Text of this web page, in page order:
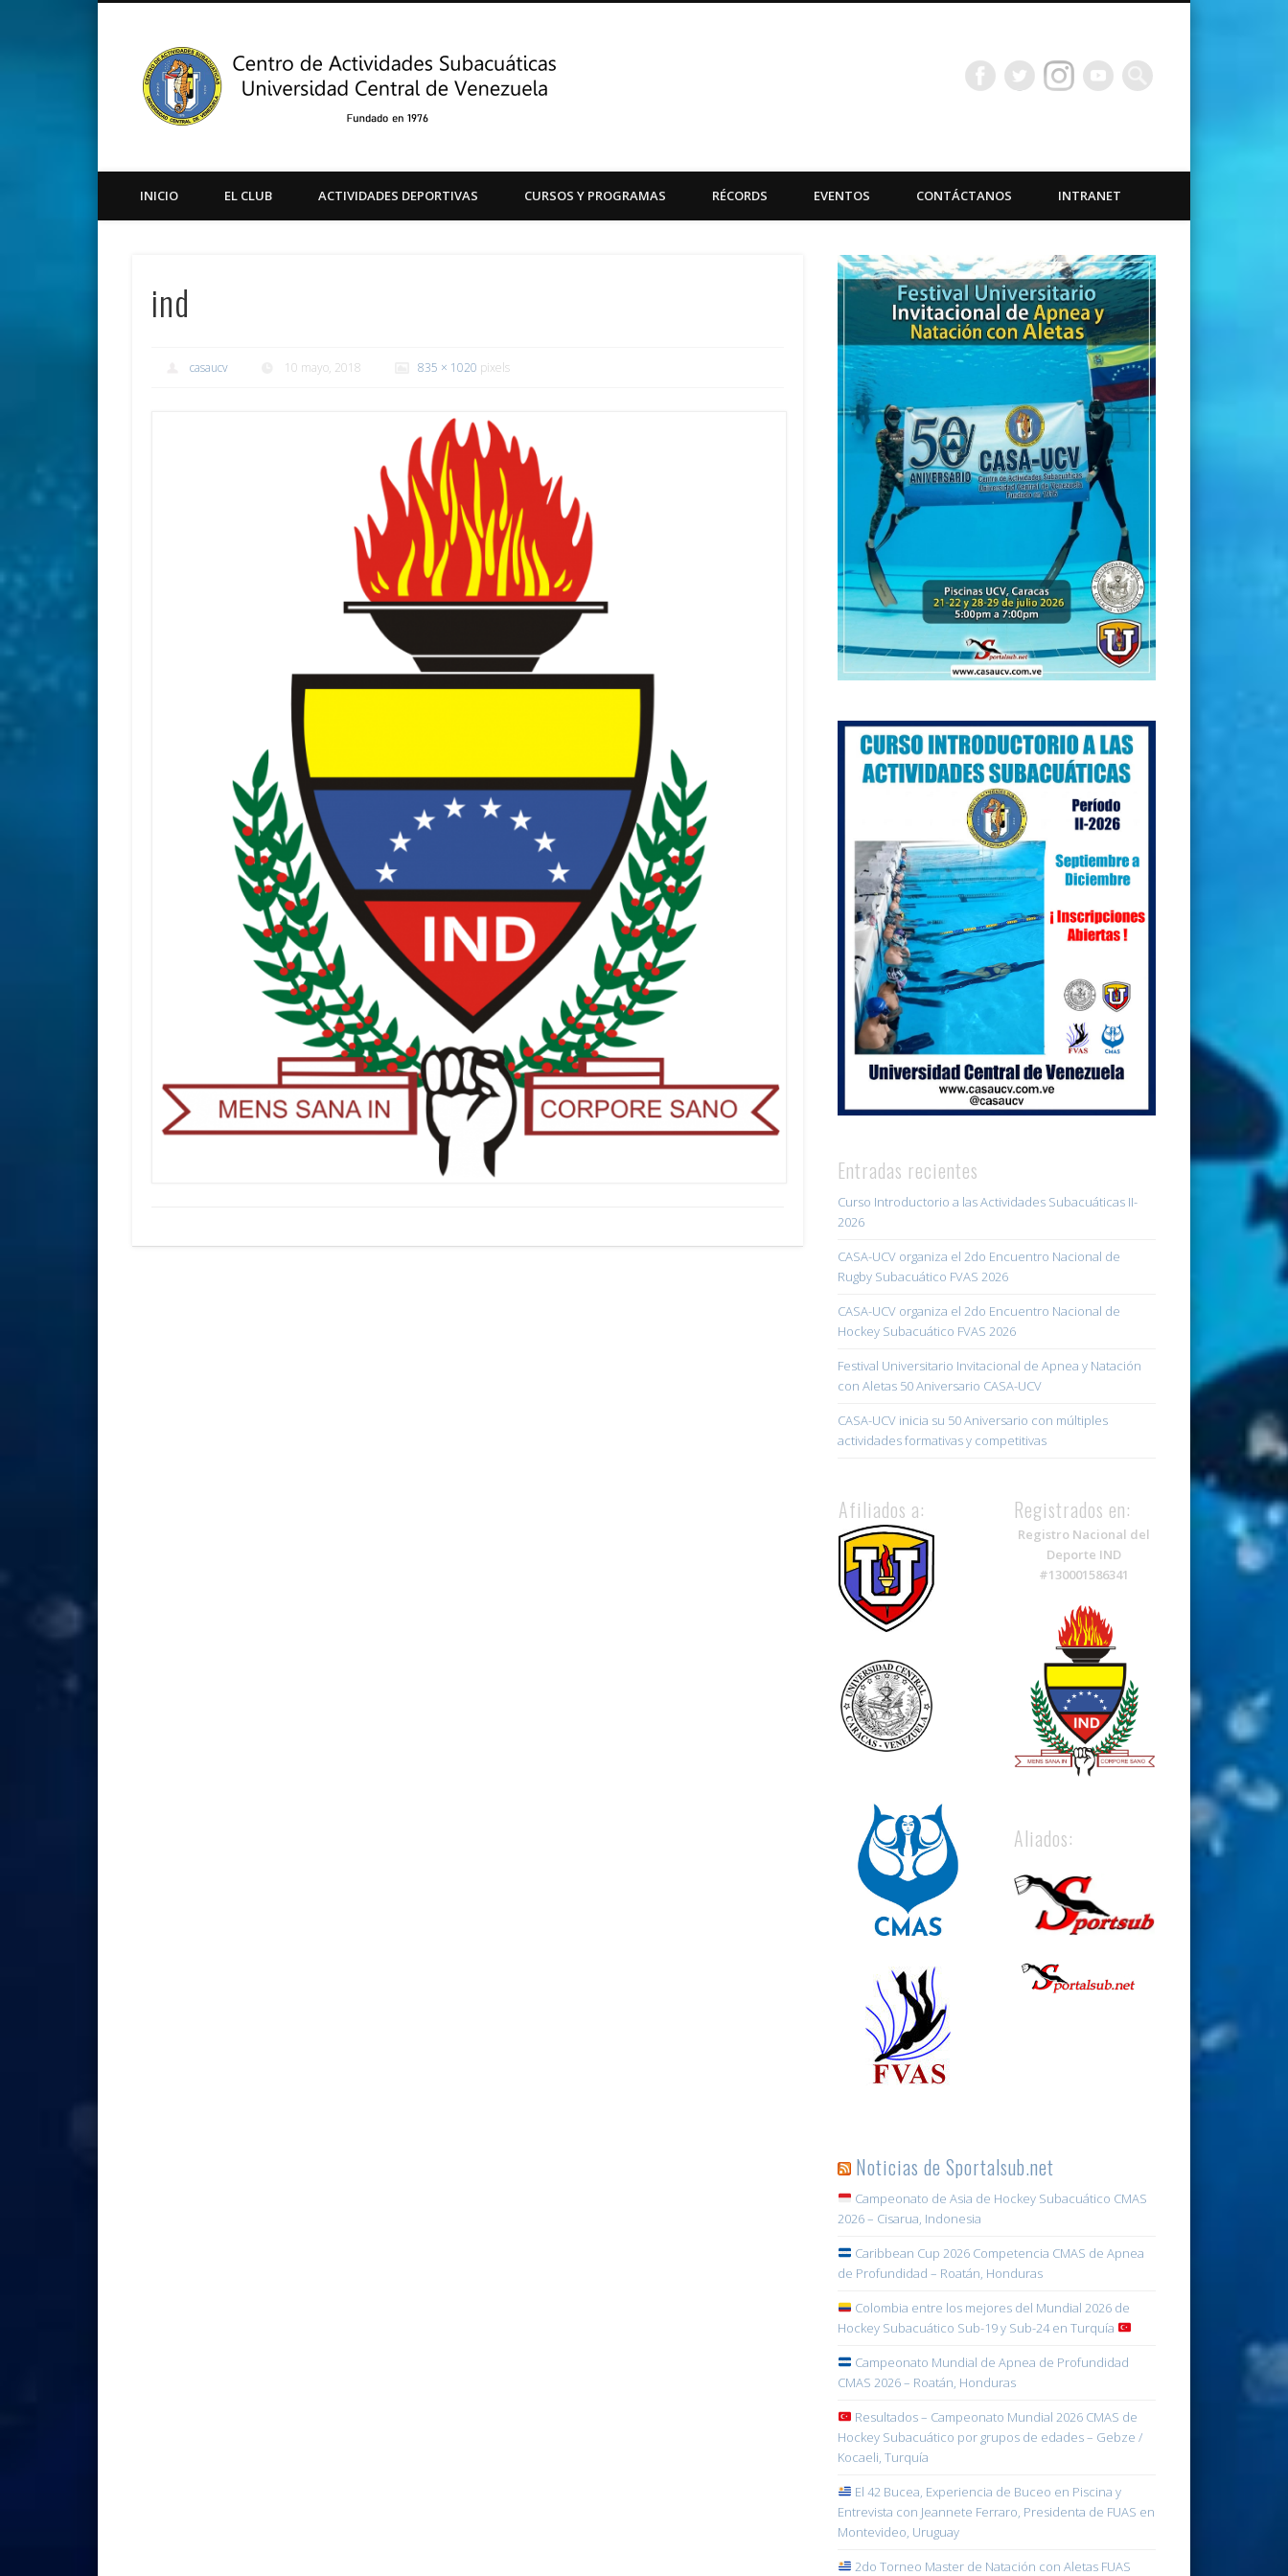
Centro de Actividades Subacuáticas Universidad
Central de Venezuela
Youtube
INICIO EL CLUB ACTIVIDADES DEPORTIVAS CURSOS Y PROGRAMAS RÉCORDS EVENTOS CONTÁCTANOS INTRANET
ind
casaucv 10 mayo, 2018 835 × 1020 pixels
Entradas recientes
Curso Introductorio a las Actividades Subacuáticas II-
2026
CASA-UCV organiza el 2do Encuentro Nacional de
Rugby Subacuático FVAS 2026
CASA-UCV organiza el 2do Encuentro Nacional de
Hockey Subacuático FVAS 2026
Festival Universitario Invitacional de Apnea y Natación
con Aletas 50 Aniversario CASA-UCV
CASA-UCV inicia su 50 Aniversario con múltiples
actividades formativas y competitivas
Afiliados a: Registrados en:
Registro Nacional del
Deporte IND
#130001586341
Aliados:
Noticias de Sportalsub.net
Campeonato de Asia de Hockey Subacuático CMAS
2026 – Cisarua, Indonesia
Caribbean Cup 2026 Competencia CMAS de Apnea
de Profundidad – Roatán, Honduras
Colombia entre los mejores del Mundial 2026 de
Hockey Subacuático Sub-19 y Sub-24 en Turquía
Campeonato Mundial de Apnea de Profundidad
CMAS 2026 – Roatán, Honduras
Resultados – Campeonato Mundial 2026 CMAS de
Hockey Subacuático por grupos de edades – Gebze /
Kocaeli, Turquía
El 42 Bucea, Experiencia de Buceo en Piscina y
Entrevista con Jeannete Ferraro, Presidenta de FUAS en
Montevideo, Uruguay
2do Torneo Master de Natación con Aletas FUAS